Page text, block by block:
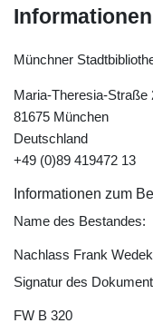
Münchner
Maria-Theresia-Straße
81675 München
Deutschland
+49 (0)89 419472 13
Informationen zum
Name des Bestandes:
Nachlass Frank
Signatur des
FW B 320